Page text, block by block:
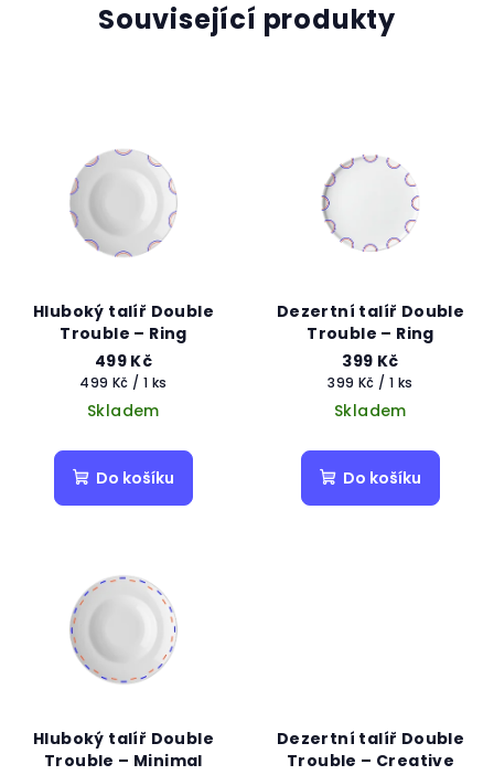
Související produkty
Hluboký talíř Double
Trouble – Ring
499 Kč
Měrná
cena:
499 Kč / 1 ks
Skladem
Do košíku
Dezertní talíř Double
Trouble – Ring
399 Kč
Měrná
cena:
399 Kč / 1 ks
Skladem
Do košíku
Hluboký talíř Double
Trouble – Minimal
Dezertní talíř Double
Trouble – Creative